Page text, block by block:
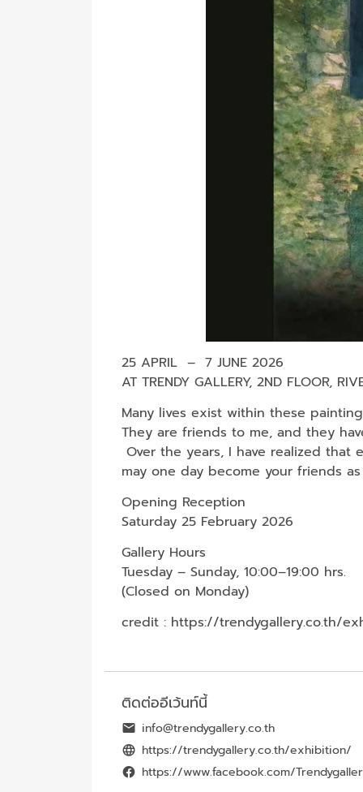
25 APRIL – 7 JUNE 2026
AT TRENDY GALLERY, 2ND FLOOR,
Many lives exist within these
They are friends to me, and they
Over the years, I have realized that
may one day become your friends
Opening Reception
Saturday 25 February 2026
Gallery Hours
Tuesday – Sunday, 10:00–19:00 hrs.
(Closed on Monday)
credit : https://trendygallery.co.th/
ติดต่ออีเว้นท์นี้
info@trendygallery.co.th
https://trendygallery.co.th/exhibition/
https://www.facebook.com/